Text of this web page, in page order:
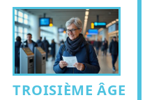
TROISIÈME ÂGE